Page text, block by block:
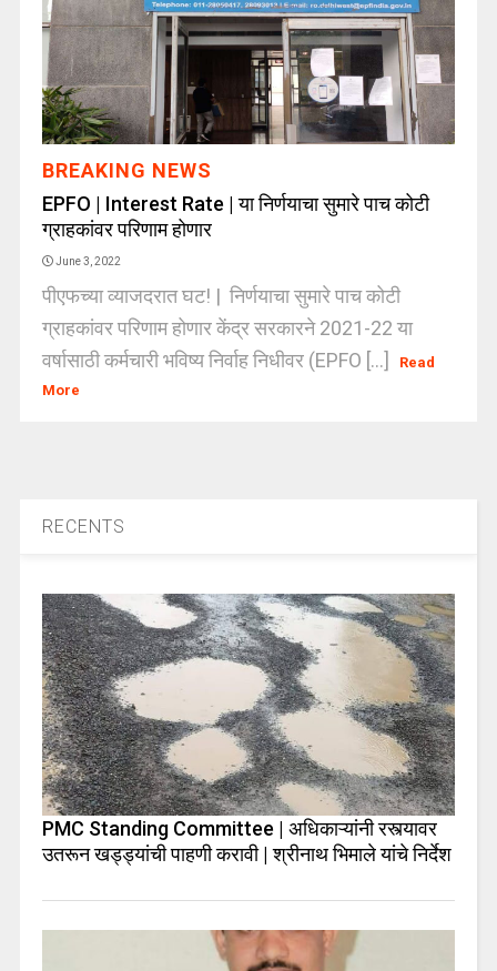
BREAKING NEWS
EPFO | Interest Rate | या निर्णयाचा सुमारे पाच कोटी
ग्राहकांवर परिणाम होणार
June 3, 2022
पीएफच्या व्याजदरात घट! | निर्णयाचा सुमारे पाच कोटी
ग्राहकांवर परिणाम होणार केंद्र सरकारने 2021-22 या
वर्षासाठी कर्मचारी भविष्य निर्वाह निधीवर (EPFO [...]
Read
More
RECENTS
PMC Standing Committee | अधिकाऱ्यांनी रस्त्यावर
उतरून खड्ड्यांची पाहणी करावी | श्रीनाथ भिमाले यांचे निर्देश